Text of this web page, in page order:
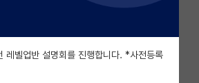
랩)
레벨업반 설명회를 진행합니다. *사전등록